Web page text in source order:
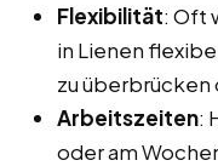
Flexibilität: Oft
in Lienen
zu überbrücken
Arbeitszeiten:
oder am